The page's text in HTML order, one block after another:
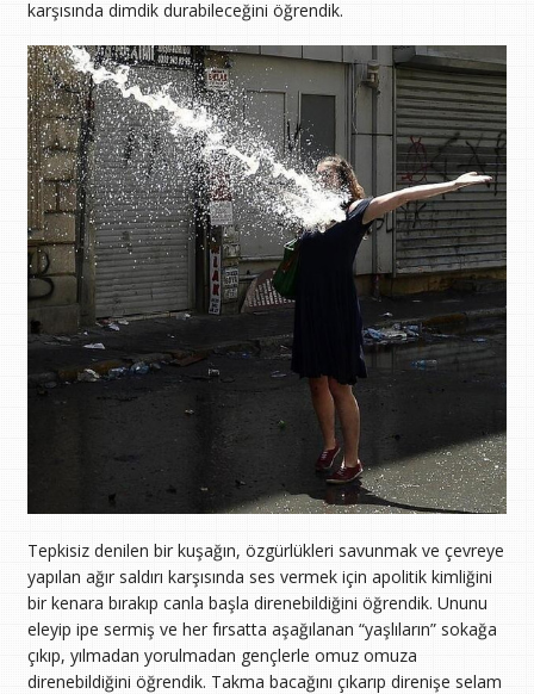
karşısında dimdik durabileceğini öğrendik.
Tepkisiz denilen bir kuşağın, özgürlükleri savunmak ve çevreye
yapılan ağır saldırı karşısında ses vermek için apolitik kimliğini
bir kenara bırakıp canla başla direnebildiğini öğrendik. Ununu
eleyip ipe sermiş ve her fırsatta aşağılanan “yaşlıların” sokağa
çıkıp, yılmadan yorulmadan gençlerle omuz omuza
direnebildiğini öğrendik. Takma bacağını çıkarıp direnişe selam